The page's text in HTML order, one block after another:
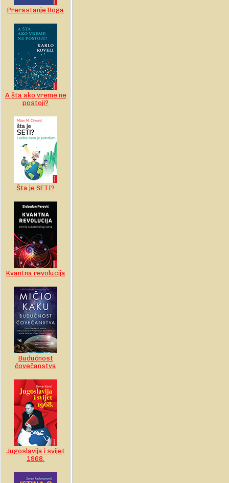
Prerastanje Boga
A šta ako vreme ne
postoji?
Šta je SETI?
Kvantna revolucija
Budućnost
čovečanstva
Jugoslavija i svijet
1968.